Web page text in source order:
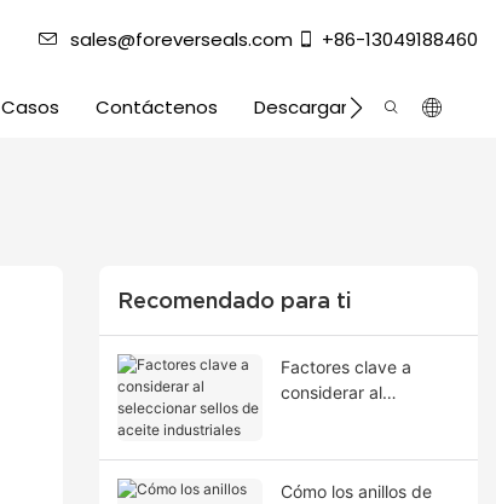
sales@foreverseals.com +86-13049188460
Casos Contáctenos Descargar
Recomendado para ti
Factores clave a
considerar al
Cómo los anillos de